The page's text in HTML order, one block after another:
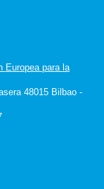
Europea para la
48015 Bilbao -